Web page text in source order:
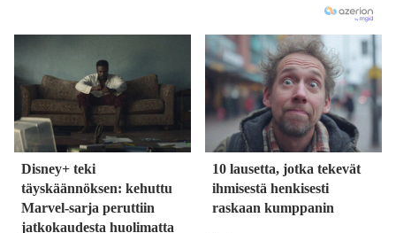
Disney+ teki
täyskäännöksen: kehuttu
Marvel-sarja peruttiin
jatkokaudesta huolimatta
10 lausetta, jotka tekevät
ihmisestä henkisesti
raskaan kumppanin